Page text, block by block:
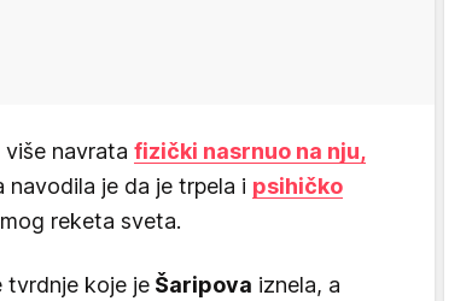
više navrata fizički nasrnuo na nju,
navodila je da je trpela i psihičko
reketa sveta.
tvrdnje koje je Šaripova iznela, a